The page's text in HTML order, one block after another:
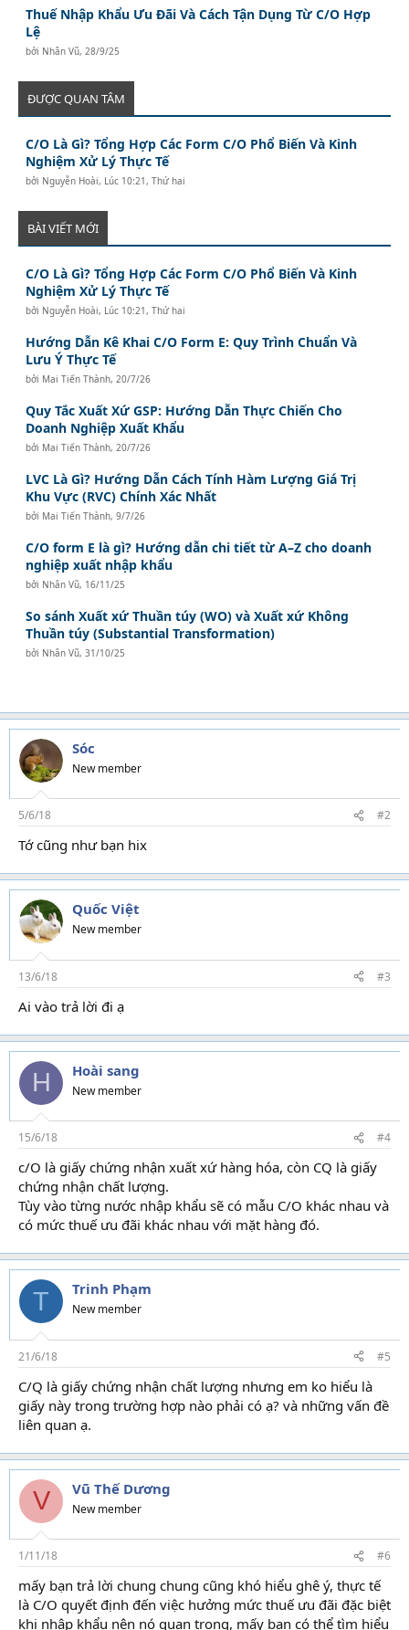
Thuế Nhập Khẩu Ưu Đãi Và Cách Tận Dụng Từ C/O Hợp
Lệ
bởi Nhân Vũ, 28/9/25
ĐƯỢC QUAN TÂM
C/O Là Gì? Tổng Hợp Các Form C/O Phổ Biến Và Kinh
Nghiệm Xử Lý Thực Tế
bởi Nguyễn Hoài, Lúc 10:21, Thứ hai
BÀI VIẾT MỚI
C/O Là Gì? Tổng Hợp Các Form C/O Phổ Biến Và Kinh
Nghiệm Xử Lý Thực Tế
bởi Nguyễn Hoài, Lúc 10:21, Thứ hai
Hướng Dẫn Kê Khai C/O Form E: Quy Trình Chuẩn Và
Lưu Ý Thực Tế
bởi Mai Tiến Thành, 20/7/26
Quy Tắc Xuất Xứ GSP: Hướng Dẫn Thực Chiến Cho
Doanh Nghiệp Xuất Khẩu
bởi Mai Tiến Thành, 20/7/26
LVC Là Gì? Hướng Dẫn Cách Tính Hàm Lượng Giá Trị
Khu Vực (RVC) Chính Xác Nhất
bởi Mai Tiến Thành,9/7/26
C/O form E là gì? Hướng dẫn chi tiết từ A–Z cho doanh
nghiệp xuất nhập khẩu
bởi Nhân Vũ, 16/11/25
So sánh Xuất xứ Thuần túy (WO) và Xuất xứ Không
Thuần túy (Substantial Transformation)
bởi Nhân Vũ,31/10/25
Sóc
New member
5/6/18 #2
Tớ cũng như bạn hix
Quốc Việt
New member
13/6/18 #3
Ai vào trả lời đi ạ
H Hoài sang
New member
15/6/18 #4
c/O là giấy chứng nhận xuất xứ hàng hóa, còn CQ là giấy
chứng nhận chất lượng.
Tùy vào từng nước nhập khẩu sẽ có mẫu C/O khác nhau và
có mức thuế ưu đãi khác nhau với mặt hàng đó.
T Trinh Phạm
New member
21/6/18 #5
C/Q là giấy chứng nhận chất lượng nhưng em ko hiểu là
giấy này trong trường hợp nào phải có ạ? và những vấn đề
liên quan ạ.
V Vũ Thế Dương
New member
1/11/18 #6
mấy bạn trả lời chung chung cũng khó hiểu ghê ý, thực tế
là C/O quyết định đến việc hưởng mức thuế ưu đãi đặc biệt
khi nhập khẩu nên nó quan trọng, mấy bạn có thể tìm hiểu